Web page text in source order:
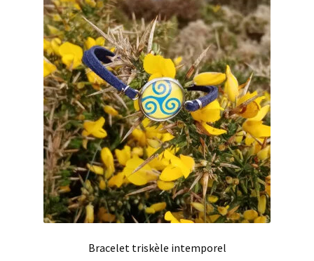
Les
options
peuvent
être
choisies
sur
la
page
du
produit
Bracelet triskèle intemporel